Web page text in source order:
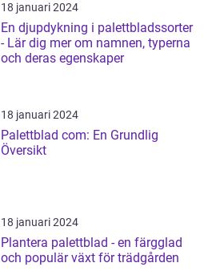
18 januari 2024
En djupdykning i palettbladssorter
- Lär dig mer om namnen, typerna
och deras egenskaper
18 januari 2024
Palettblad com: En Grundlig
Översikt
18 januari 2024
Plantera palettblad - en färgglad
och populär växt för trädgården